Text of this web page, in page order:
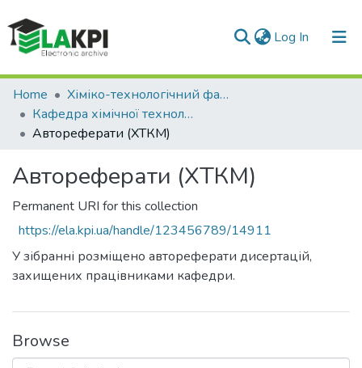
Log In (current)
Communities & Collections
All of DSpace
Home
Хіміко-технологічний факультет (ХТФ)
Кафедра хімічної технології композиційних матеріалів (ХТКМ)
Автореферати (ХТКМ)
Автореферати (ХТКМ)
Permanent URI for this collection
https://ela.kpi.ua/handle/123456789/14911
У зібранні розміщено автореферати дисертацій,
захищених працівниками кафедри.
Browse